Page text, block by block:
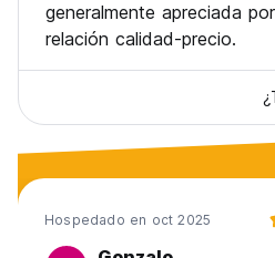
generalmente apreciada
relación calidad-precio.
Hospedado en oct 2025